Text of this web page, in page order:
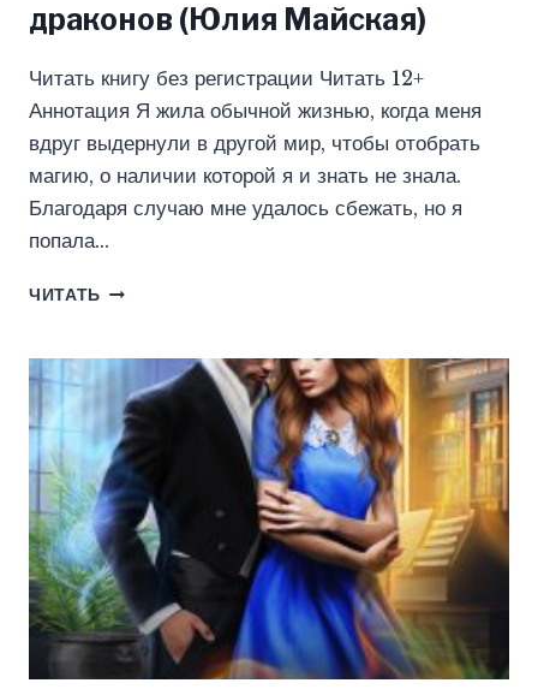
драконов (Юлия Майская)
Читать книгу без регистрации Читать 12+
Аннотация Я жила обычной жизнью, когда меня
вдруг выдернули в другой мир, чтобы отобрать
магию, о наличии которой я и знать не знала.
Благодаря случаю мне удалось сбежать, но я
попала…
ЧИТАТЬ ПОПАДАНКА
ДРАКОНОВ
(ЮЛИЯ
МАЙСКАЯ)